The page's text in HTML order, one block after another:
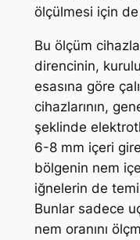
ölçülmesi için de
Bu ölçüm
direncinin,
esasına göre
cihazlarının,
şeklinde
6-8 mm içeri
bölgenin nem
iğnelerin de
Bunlar sadece
nem oranını